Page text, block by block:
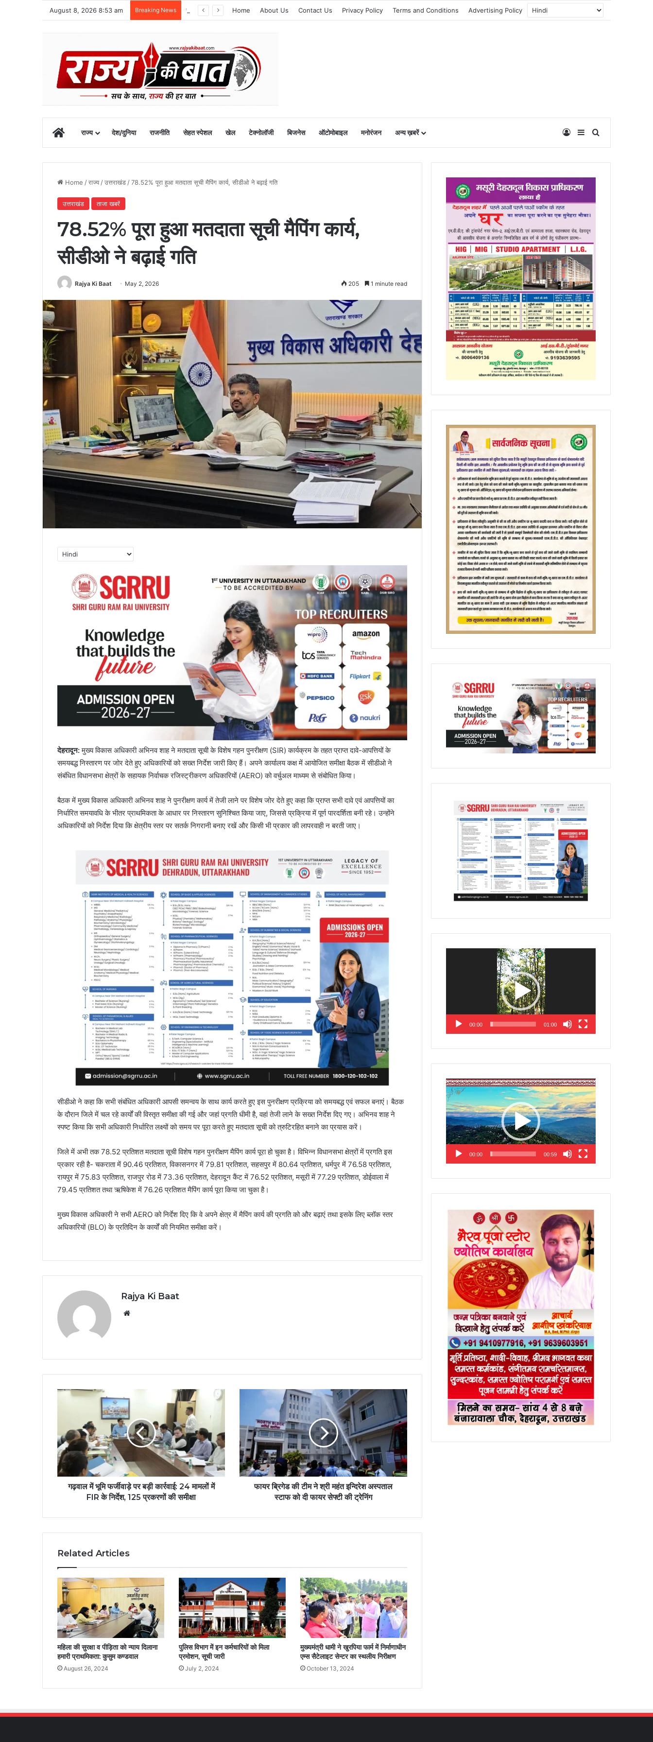
August 8, 2026 8:53 am Breaking News Home About Us Contact Us Privacy Policy Terms and Conditions Advertising Policy
Homeराज्य देश/दुनिया राजनीति सेहत स्पेशल खेल टेक्नोलॉजी बिजनेस ऑटोमोबाइल मनोरंजन अन्य ख़बरें Log InSidebar
Home /राज्य /उत्तराखंड /78.52% पूरा हुआ मतदाता सूची मैपिंग कार्य, सीडीओ ने बढ़ाई गति
उत्तराखंड ताजा खबरें
78.52% पूरा हुआ मतदाता सूची मैपिंग कार्य,
सीडीओ ने बढ़ाई गति
Rajya Ki Baat May 2, 2026 205 1 minute read
देहरादून:मुख्य विकास अधिकारी अभिनव शाह ने मतदाता सूची के विशेष गहन पुनरीक्षण (SIR) कार्यक्रम के तहत प्राप्त दावे-आपत्तियों के
समयबद्ध निस्तारण पर जोर देते हुए अधिकारियों को सख्त निर्देश जारी किए हैं। अपने कार्यालय कक्ष में आयोजित समीक्षा बैठक में सीडीओ ने
संबंधित विधानसभा क्षेत्रों के सहायक निर्वाचक रजिस्ट्रीकरण अधिकारियों (AERO) को वर्चुअल माध्यम से संबोधित किया।
बैठक में मुख्य विकास अधिकारी अभिनव शाह ने पुनरीक्षण कार्य में तेजी लाने पर विशेष जोर देते हुए कहा कि प्राप्त सभी दावे एवं आपत्तियों का
निर्धारित समयावधि के भीतर प्राथमिकता के आधार पर निस्तारण सुनिश्चित किया जाए, जिससे प्रक्रिया में पूर्ण पारदर्शिता बनी रहे। उन्होंने
अधिकारियों को निर्देश दिया कि क्षेत्रीय स्तर पर सतर्क निगरानी बनाए रखें और किसी भी प्रकार की लापरवाही न बरती जाए।
सीडीओ ने कहा कि सभी संबंधित अधिकारी आपसी समन्वय के साथ कार्य करते हुए इस पुनरीक्षण प्रक्रिया को समयबद्ध एवं सफल बनाएं। बैठक
के दौरान जिले में चल रहे कार्यों की विस्तृत समीक्षा की गई और जहां प्रगति धीमी है, वहां तेजी लाने के सख्त निर्देश दिए गए। अभिनव शाह ने
स्पष्ट किया कि सभी अधिकारी निर्धारित लक्ष्यों को समय पर पूरा करते हुए मतदाता सूची को त्रुटिरहित बनाने का प्रयास करें।
जिले में अभी तक 78.52 प्रतिशत मतदाता सूची विशेष गहन पुनरीक्षण मैपिंग कार्य पूरा हो चुका है। विभिन्न विधानसभा क्षेत्रों में प्रगति इस
प्रकार रही है- चकराता में 90.46 प्रतिशत, विकासनगर में 79.81 प्रतिशत, सहसपुर में 80.64 प्रतिशत, धर्मपुर में 76.58 प्रतिशत,
रायपुर में 75.83 प्रतिशत, राजपुर रोड में 73.36 प्रतिशत, देहरादून कैंट में 76.52 प्रतिशत, मसूरी में 77.29 प्रतिशत, डोईवाला में
79.45 प्रतिशत तथा ऋषिकेश में 76.26 प्रतिशत मैपिंग कार्य पूरा किया जा चुका है।
मुख्य विकास अधिकारी ने सभी AERO को निर्देश दिए कि वे अपने क्षेत्र में मैपिंग कार्य की प्रगति को और बढ़ाएं तथा इसके लिए ब्लॉक स्तर
अधिकारियों (BLO) के प्रतिदिन के कार्यों की नियमित समीक्षा करें।
Rajya Ki Baat
गढ़वाल में भूमि फर्जीवाड़े पर बड़ी कार्रवाई: 24 मामलों में
FIR के निर्देश, 125 प्रकरणों की समीक्षा
फायर ब्रिगेड की टीम ने श्री महंत इन्दिरेश अस्पताल
स्टाफ को दी फायर सेफ्टी की ट्रेनिंग
Related Articles
महिला की सुरक्षा व पीड़िता को न्याय दिलाना
हमारी प्राथमिकता: कुसुम कण्डवाल
August 26, 2024
पुलिस विभाग में इन कर्मचारियों को मिला
प्रमोशन, सूची जारी
July 2, 2024
मुख्यमंत्री धामी ने खुरपिया फार्म में निर्माणाधीन
एम्स सैटेलाइट सेन्टर का स्थलीय निरीक्षण
October 13, 2024
00:00 01:00
Video
Player
00:00 00:59